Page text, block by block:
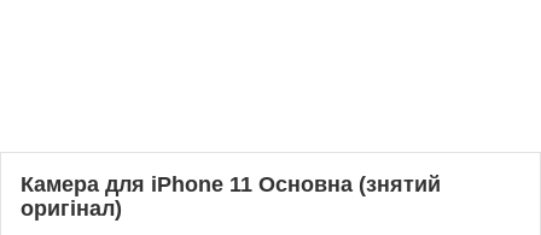
Камера для iPhone 11 Основна (знятий
оригінал)